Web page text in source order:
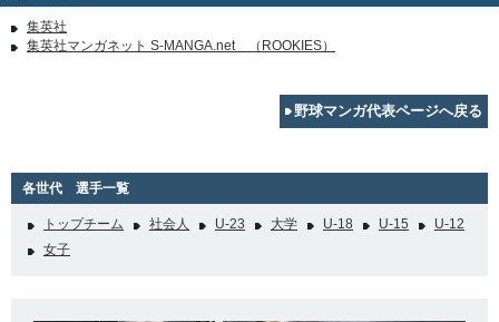
集英社
集英社マンガネット S-MANGA.net （ROOKIES）
野球マンガ代表ページへ戻る
各世代 選手一覧
トップチーム 社会人 U-23 大学 U-18 U-15
U-12
女子